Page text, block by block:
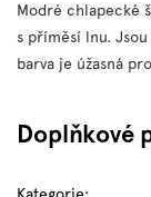
Modré chlapecké
s příměsí lnu.
barva je úžasná
Doplňkové